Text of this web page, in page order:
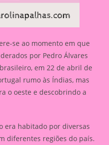
se ao momento em que
por Pedro Álvares
em 22 de abril de
rumo às Índias, mas
o oeste e descobrindo a
era habitado por diversas
diferentes regiões do país.